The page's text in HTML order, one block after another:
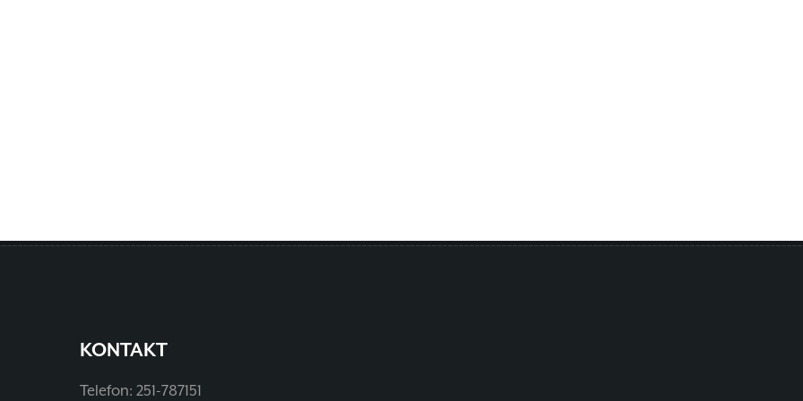
KONTAKT
Telefon: 251-787151